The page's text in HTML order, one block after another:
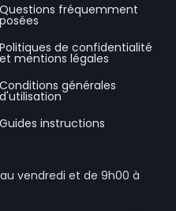
Questions fréquemment
posées
Politiques de confidentialité
et mentions légales
Conditions générales
d'utilisation
Guides instructions
vendredi et de 9h00 à